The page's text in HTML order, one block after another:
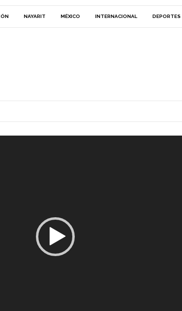
NAYARIT MÉXICO INTERNACIONAL DEPORTES